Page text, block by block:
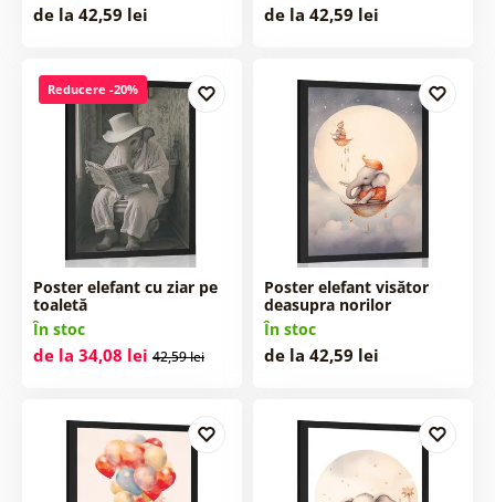
de la 42,59 lei de la 42,59 lei
Reducere -20%
Poster elefant cu ziar pe
toaletă
În stoc
de la 34,08 lei 42,59 lei
Poster elefant visător
deasupra norilor
În stoc
de la 42,59 lei